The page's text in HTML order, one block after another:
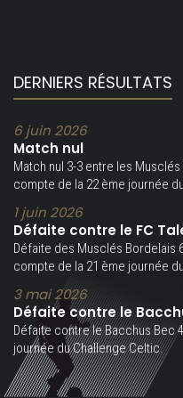
DERNIERS RÉSULTATS
6 juin 2026
Match nul
Match nul 3-3 entre les
compte de la 22 ème journée
1 juin 2026
Défaite contre le FC
Défaite des Musclés Bordelais
compte de la 21 ème journée
3 mai 2026
Défaite contre le
Défaite contre le Bacchus Bec
journée du Challenge Celtic.